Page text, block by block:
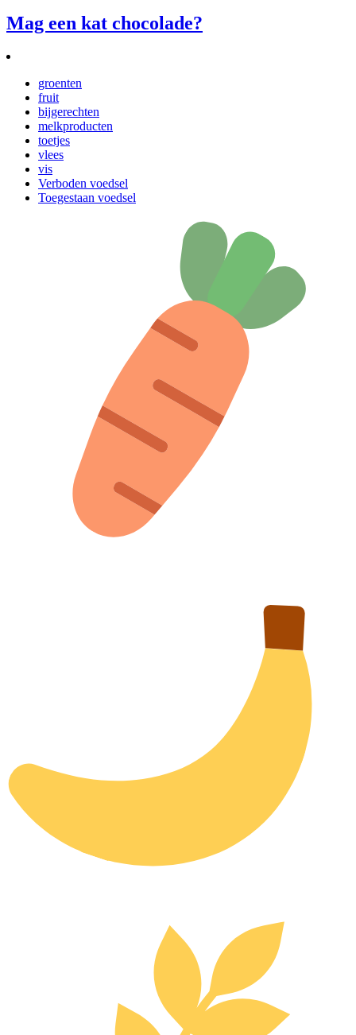
Mag een kat chocolade?
groenten
fruit
bijgerechten
melkproducten
toetjes
vlees
vis
Verboden voedsel
Toegestaan voedsel